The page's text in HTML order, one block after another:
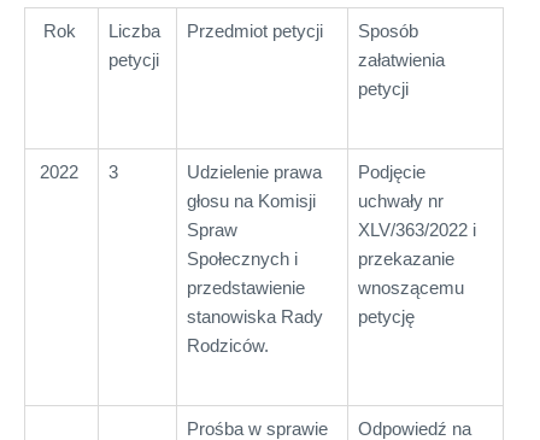
Rok
Liczba
petycji
Przedmiot petycji
Sposób
załatwienia
petycji
2022 3
Udzielenie prawa
głosu na Komisji
Spraw
Społecznych i
przedstawienie
stanowiska Rady
Rodziców.
Podjęcie
uchwały nr
XLV/363/2022 i
przekazanie
wnoszącemu
petycję
Prośba w sprawie
Odpowiedź na